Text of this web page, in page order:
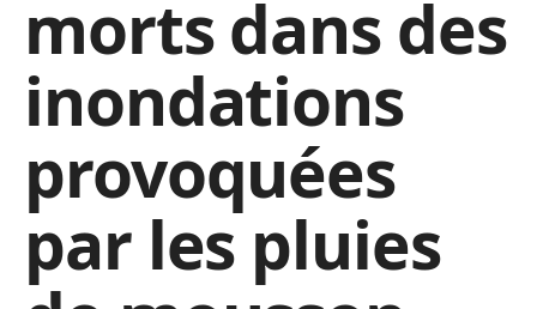
morts dans des
inondations
provoquées
par les pluies